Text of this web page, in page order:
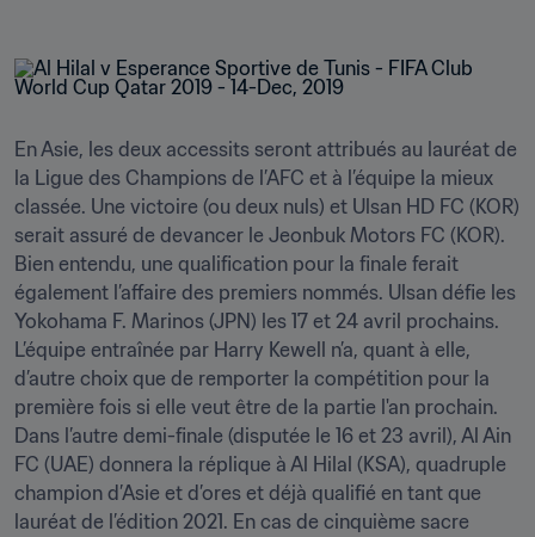
En Asie, les deux accessits seront attribués au lauréat de
la Ligue des Champions de l’AFC et à l’équipe la mieux
classée. Une victoire (ou deux nuls) et Ulsan HD FC (KOR)
serait assuré de devancer le Jeonbuk Motors FC (KOR).
Bien entendu, une qualification pour la finale ferait
également l’affaire des premiers nommés. Ulsan défie les
Yokohama F. Marinos (JPN) les 17 et 24 avril prochains.
L’équipe entraînée par Harry Kewell n’a, quant à elle,
d’autre choix que de remporter la compétition pour la
première fois si elle veut être de la partie l'an prochain.
Dans l’autre demi-finale (disputée le 16 et 23 avril), Al Ain
FC (UAE) donnera la réplique à Al Hilal (KSA), quadruple
champion d’Asie et d’ores et déjà qualifié en tant que
lauréat de l’édition 2021. En cas de cinquième sacre